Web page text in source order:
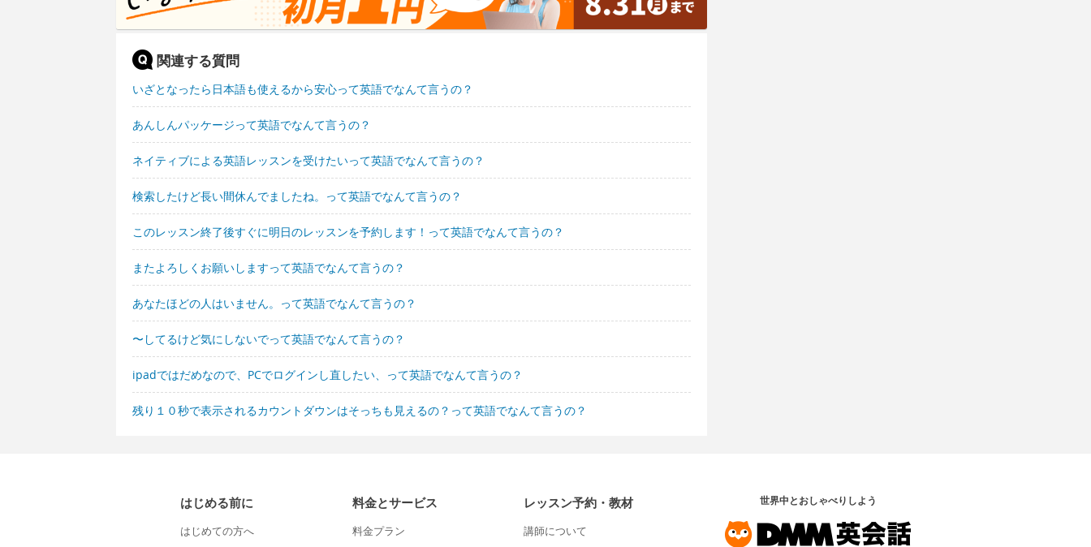
関連する質問
いざとなったら日本語も使えるから安心って英語でなんて言うの？
あんしんパッケージって英語でなんて言うの？
ネイティブによる英語レッスンを受けたいって英語でなんて言うの？
検索したけど長い間休んでましたね。って英語でなんて言うの？
このレッスン終了後すぐに明日のレッスンを予約します！って英語でなんて言うの？
またよろしくお願いしますって英語でなんて言うの？
あなたほどの人はいません。って英語でなんて言うの？
〜してるけど気にしないでって英語でなんて言うの？
ipadではだめなので、PCでログインし直したい、って英語でなんて言うの？
残り１０秒で表示されるカウントダウンはそっちも見えるの？って英語でなんて言うの？
はじめる前に
はじめての方へ
料金とサービス
料金プラン
レッスン予約・教材
講師について
世界中とおしゃべりしよう